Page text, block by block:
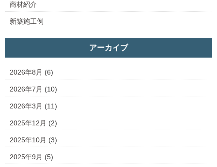
商材紹介
新築施工例
アーカイブ
2026年8月 (6)
2026年7月 (10)
2026年3月 (11)
2025年12月 (2)
2025年10月 (3)
2025年9月 (5)